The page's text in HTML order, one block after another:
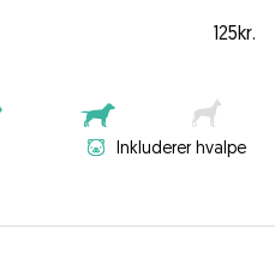
125kr.
Inkluderer hvalpe